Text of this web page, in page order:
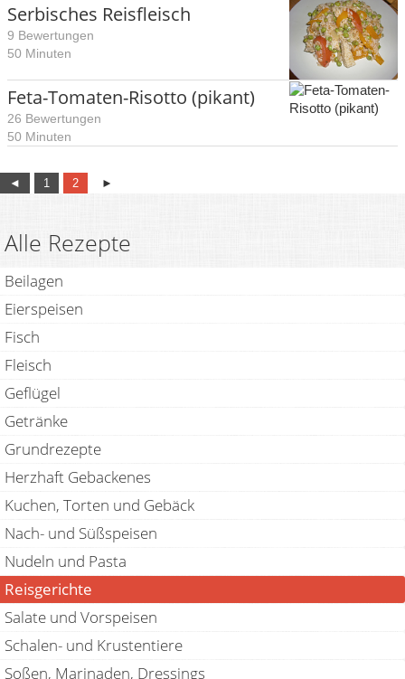
Serbisches Reisfleisch
9 Bewertungen
50 Minuten
Feta-Tomaten-Risotto (pikant)
26 Bewertungen
50 Minuten
◄ 1 2 ►
Alle Rezepte
Beilagen
Eierspeisen
Fisch
Fleisch
Geflügel
Getränke
Grundrezepte
Herzhaft Gebackenes
Kuchen, Torten und Gebäck
Nach- und Süßspeisen
Nudeln und Pasta
Reisgerichte
Salate und Vorspeisen
Schalen- und Krustentiere
Soßen, Marinaden, Dressings